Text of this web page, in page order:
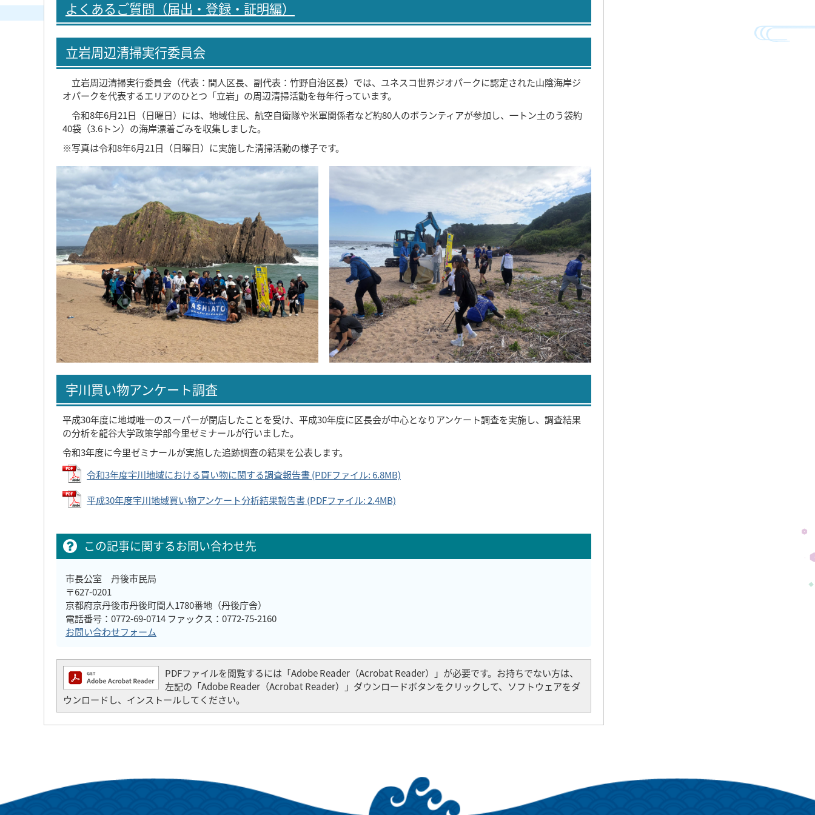
よくあるご質問（届出・登録・証明編）
立岩周辺清掃実行委員会
立岩周辺清掃実行委員会（代表：間人区長、副代表：竹野自治区長）では、ユネスコ世界ジオパークに認定された山陰海岸ジ
オパークを代表するエリアのひとつ「立岩」の周辺清掃活動を毎年行っています。
令和8年6月21日（日曜日）には、地域住民、航空自衛隊や米軍関係者など約80人のボランティアが参加し、一トン土のう袋約
40袋（3.6トン）の海岸漂着ごみを収集しました。
※写真は令和8年6月21日（日曜日）に実施した清掃活動の様子です。
宇川買い物アンケート調査
平成30年度に地域唯一のスーパーが閉店したことを受け、平成30年度に区長会が中心となりアンケート調査を実施し、調査結果
の分析を龍谷大学政策学部今里ゼミナールが行いました。
令和3年度に今里ゼミナールが実施した追跡調査の結果を公表します。
令和3年度宇川地域における買い物に関する調査報告書 (PDFファイル: 6.8MB)
平成30年度宇川地域買い物アンケート分析結果報告書 (PDFファイル: 2.4MB)
この記事に関するお問い合わせ先
市長公室 丹後市民局
〒627-0201
京都府京丹後市丹後町間人1780番地（丹後庁舎）
電話番号：0772-69-0714 ファックス：0772-75-2160
お問い合わせフォーム
PDFファイルを閲覧するには「Adobe Reader（Acrobat Reader）」が必要です。お持ちでない方は、
左記の「Adobe Reader（Acrobat Reader）」ダウンロードボタンをクリックして、ソフトウェアをダ
ウンロードし、インストールしてください。